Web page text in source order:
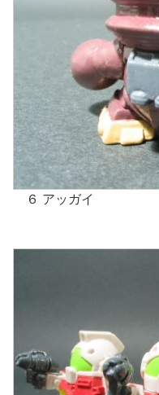
６ アッガイ